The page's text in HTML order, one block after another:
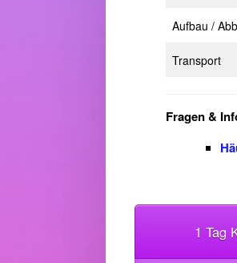
Aufbau /
Transport
Fragen &
1 Tag